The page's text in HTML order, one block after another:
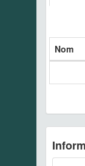
Nom